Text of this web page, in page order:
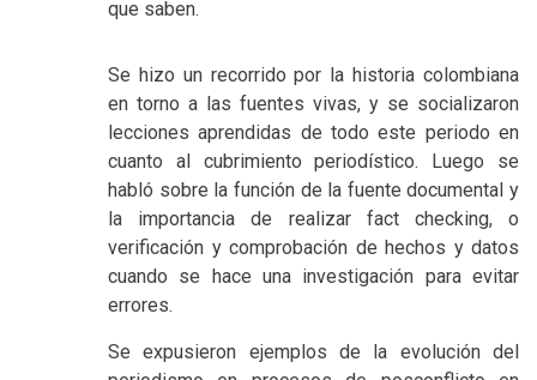
que saben.
Se hizo un recorrido por la historia colombiana
en torno a las fuentes vivas, y se socializaron
lecciones aprendidas de todo este periodo en
cuanto al cubrimiento periodístico. Luego se
habló sobre la función de la fuente documental y
la importancia de realizar fact checking, o
verificación y comprobación de hechos y datos
cuando se hace una investigación para evitar
errores.
Se expusieron ejemplos de la evolución del